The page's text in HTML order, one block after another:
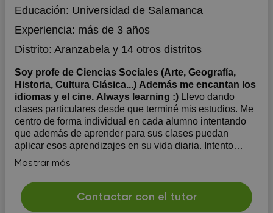
Educación: Universidad de Salamanca
Experiencia: más de 3 años
Distrito: Aranzabelay 14 otros distritos
Soy profe de Ciencias Sociales (Arte, Geografía,
Historia, Cultura Clásica...) Además me encantan los
idiomas y el cine. Always learning :) Llevo dando
clases particulares desde que terminé mis estudios. Me
centro de forma individual en cada alumno intentando
que además de aprender para sus clases puedan
aplicar esos aprendizajes en su vida diaria. Intento
aportar material de diferentes disciplinas para que los
alumnos y alumnas puedan ...
Mostrar más
Contactar con el tutor